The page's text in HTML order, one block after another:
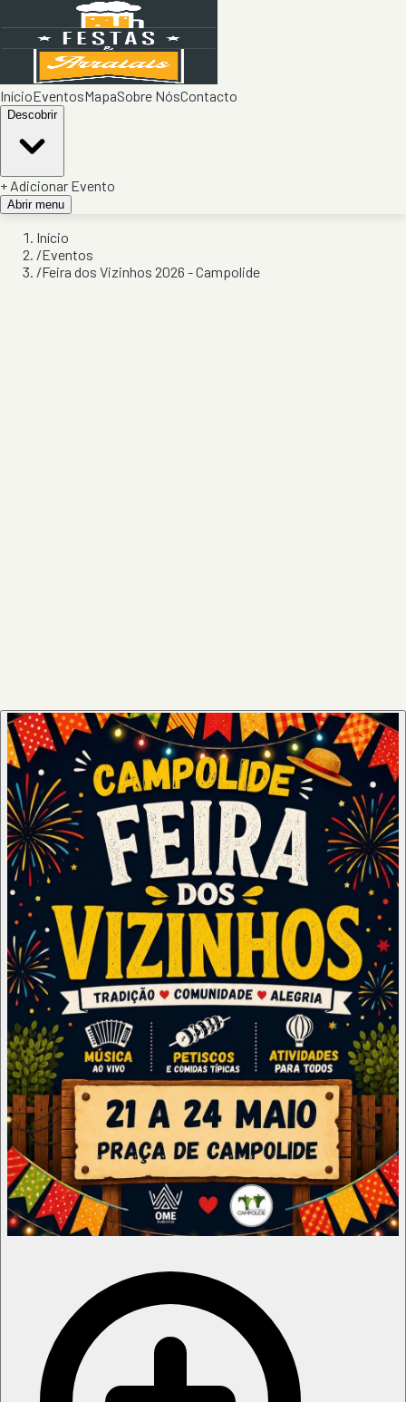
InícioEventosMapaSobre NósContacto
Descobrir
+ Adicionar Evento
Abrir menu
Início
/Eventos
/Feira dos Vizinhos 2026 - Campolide